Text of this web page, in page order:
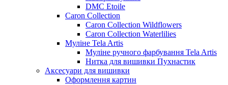
DMC Etoile
Caron Collection
Caron Collection Wildflowers
Caron Collection Waterlilies
Муліне Tela Artis
Муліне ручного фарбування Tela Artis
Нитка для вишивки Пухнастик
Аксесуари для вишивки
Оформлення картин